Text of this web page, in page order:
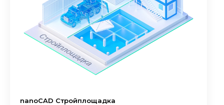
nanoCAD Стройплощадка